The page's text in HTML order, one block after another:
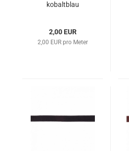
kobaltblau
2,00 EUR
2,00 EUR pro Meter